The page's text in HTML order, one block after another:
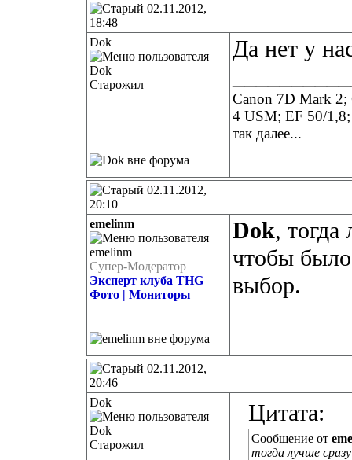
02.11.2012,
18:48
Dok
Старожил
Да нет у
Canon 7D Mark
4 USM; EF 50/
так далее...
02.11.2012,
20:10
emelinm
Супер-Модератор
Эксперт клуба THG
Фото | Мониторы
Dok, тогда
чтобы было
выбор.
02.11.2012,
20:46
Dok
Старожил
Цитата:
Сообщение от
тогда лучше